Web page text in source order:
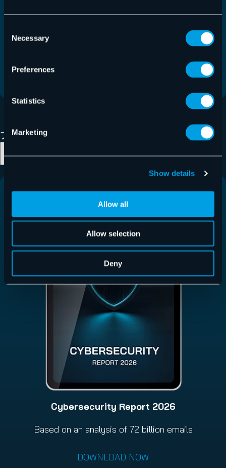
Selection
Necessary
Preferences
Statistics
Marketing
Show details
Allow all
Allow selection
Deny
リューション「Vade for Microsoft 365」の販売に
シネックスジャパン株式会社、高千穂交易株式会
ブログ検索
検索
Cybersecurity Report 2026
Based on an analysis of 72 billion emails
DOWNLOAD NOW